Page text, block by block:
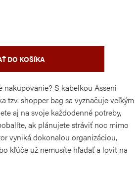
DO KOŠÍKA
nakupovanie? S kabelkou Asseni
tzv. shopper bag sa vyznačuje veľkým
aj na svoje každodenné potreby,
ak plánujete stráviť noc mimo
vyniká dokonalou organizáciou,
kľúče už nemusíte hľadať a loviť na